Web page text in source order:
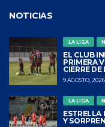
NOTICIAS
LA LIGA
EL CLUB
PRIMERA
CIERRE
9 AGOSTO, 2026
LA LIGA
ESTRELLA
Y